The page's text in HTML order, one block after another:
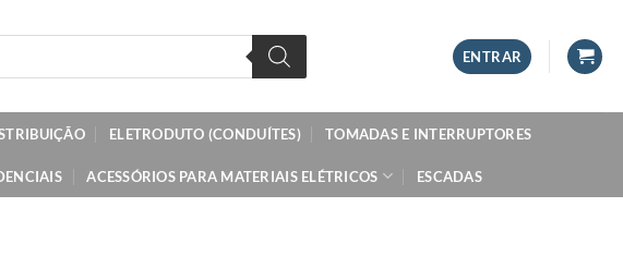
ENTRAR
ELETRODUTO (CONDUÍTES) TOMADAS E INTERRUPTORES
ACESSÓRIOS PARA MATERIAIS ELÉTRICOS ESCADAS